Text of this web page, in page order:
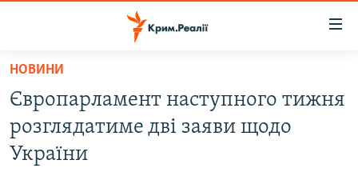
Перейти
основного
матеріалу
Перейти
до
ВОДА.КРИМ
ВІДЕО ТА ФОТО
НОВИНИ
Європарламент наступного тижня
розглядатиме дві заяви щодо
України